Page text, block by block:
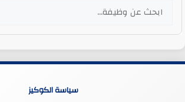
سياسة الكوكيز